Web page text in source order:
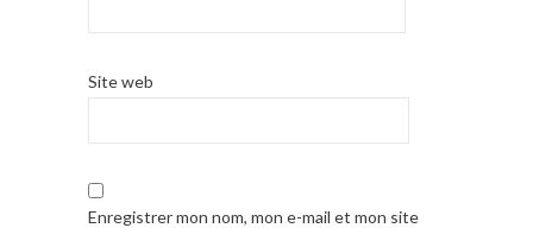
Site web
Enregistrer mon nom, mon e-mail et mon site